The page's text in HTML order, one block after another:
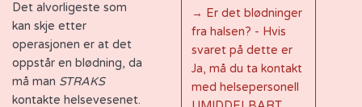
Det alvorligeste som
kan skje etter
operasjonen er at det
oppstår en blødning, da
må man STRAKS
kontakte helsevesenet.
→ Er det blødninger
fra halsen? - Hvis
svaret på dette er
Ja, må du ta kontakt
med helsepersonell